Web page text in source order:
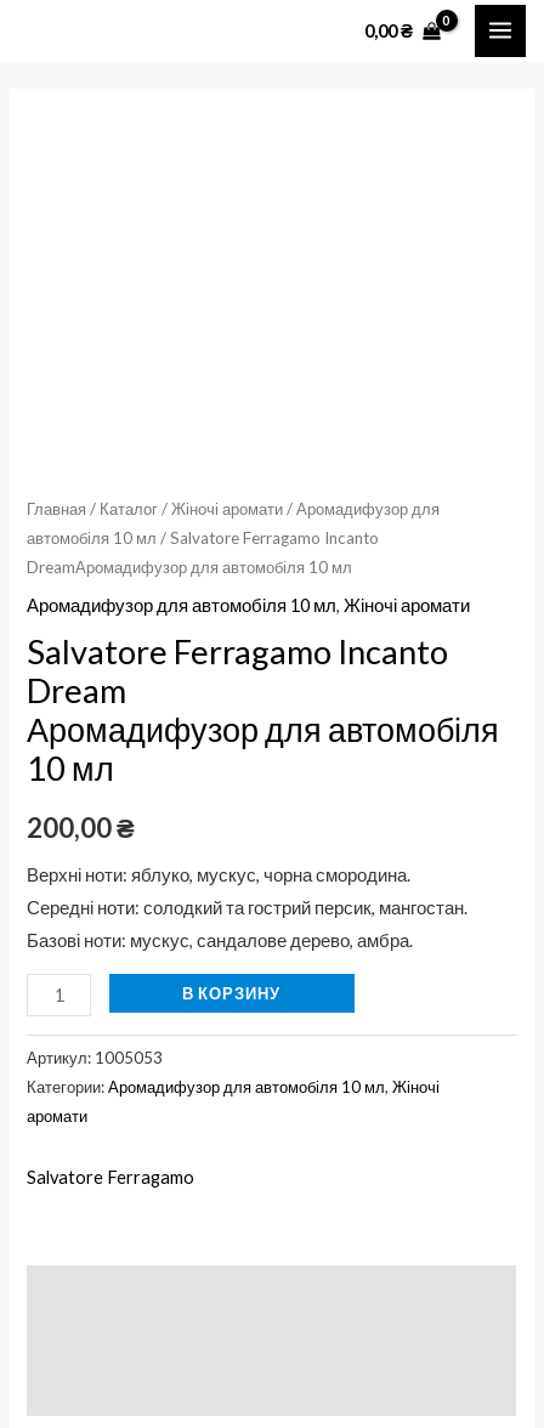
0,00₴
Главная / Каталог/Жіночі аромати/Аромадифузор для
автомобіля 10 мл / Salvatore Ferragamo Incanto
DreamАромадифузор для автомобіля 10 мл
Аромадифузор для автомобіля 10 мл,Жіночі аромати
Salvatore Ferragamo Incanto
Dream
Аромадифузор для автомобіля
10 мл
200,00₴
Верхні ноти: яблуко, мускус, чорна смородина.
Середні ноти: солодкий та гострий персик, мангостан.
Базові ноти: мускус, сандалове дерево, амбра.
В КОРЗИНУ
Артикул: 1005053
Категории:Аромадифузор для автомобіля 10 мл,Жіночі
аромати
Salvatore Ferragamo